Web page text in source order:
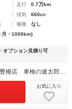
走行
0.7万km
排気
660cc
修復
なし
月・1000km)
オプション見積り可
軽届出済未使用車専門店 プルミエ豊橋店 車検の速太郎豊橋店
お気に入り